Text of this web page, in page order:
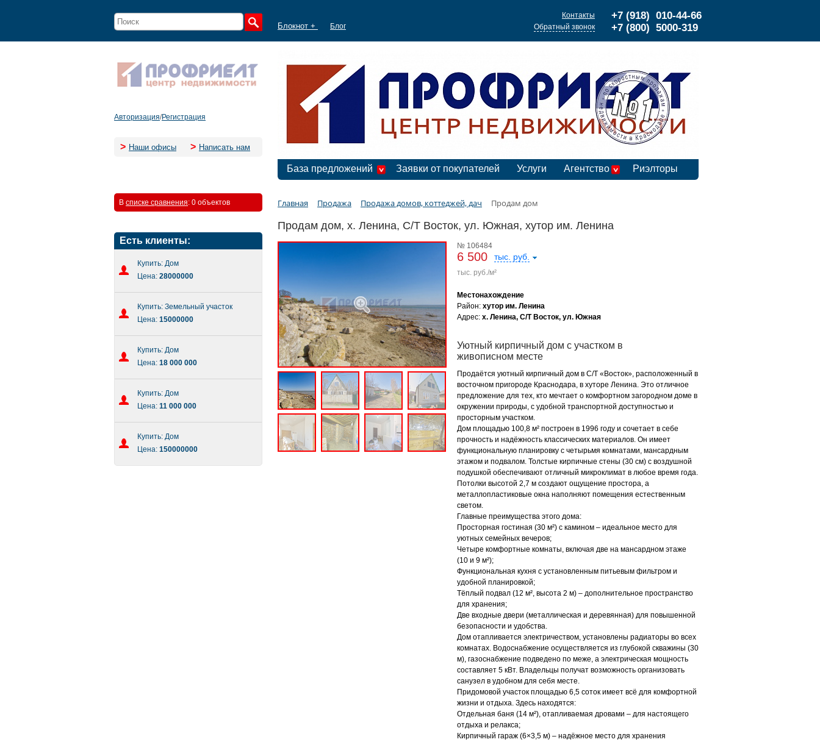
Блокнот + Блог
+7 (918) 010-44-66
+7 (800) 5000-319
Контакты
Обратный звонок
Авторизация/Регистрация
> Наши офисы > Написать нам
База предложений Заявки от покупателей Услуги Агентство Риэлторы
В списке сравнения: 0 объектов
Есть клиенты:
Купить: Дом
Цена: 28000000
Купить: Земельный участок
Цена: 15000000
Купить: Дом
Цена: 18 000 000
Купить: Дом
Цена: 11 000 000
Купить: Дом
Цена: 150000000
Главная Продажа Продажа домов, коттеджей, дач Продам дом
Продам дом, х. Ленина, С/Т Восток, ул. Южная, хутор им. Ленина
№ 106484
6 500 тыс. руб.
тыс. руб./м²
Местонахождение
Район: хутор им. Ленина
Адрес: х. Ленина, С/Т Восток, ул. Южная
Уютный кирпичный дом с участком в
живописном месте
Продаётся уютный кирпичный дом в С/Т «Восток», расположенный в
восточном пригороде Краснодара, в хуторе Ленина. Это отличное
предложение для тех, кто мечтает о комфортном загородном доме в
окружении природы, с удобной транспортной доступностью и
просторным участком.
Дом площадью 100,8 м² построен в 1996 году и сочетает в себе
прочность и надёжность классических материалов. Он имеет
функциональную планировку с четырьмя комнатами, мансардным
этажом и подвалом. Толстые кирпичные стены (30 см) с воздушной
подушкой обеспечивают отличный микроклимат в любое время года.
Потолки высотой 2,7 м создают ощущение простора, а
металлопластиковые окна наполняют помещения естественным
светом.
Главные преимущества этого дома:
Просторная гостиная (30 м²) с камином – идеальное место для
уютных семейных вечеров;
Четыре комфортные комнаты, включая две на мансардном этаже
(10 и 9 м²);
Функциональная кухня с установленным питьевым фильтром и
удобной планировкой;
Тёплый подвал (12 м², высота 2 м) – дополнительное пространство
для хранения;
Две входные двери (металлическая и деревянная) для повышенной
безопасности и удобства.
Дом отапливается электричеством, установлены радиаторы во всех
комнатах. Водоснабжение осуществляется из глубокой скважины (30
м), газоснабжение подведено по меже, а электрическая мощность
составляет 5 кВт. Владельцы получат возможность организовать
санузел в удобном для себя месте.
Придомовой участок площадью 6,5 соток имеет всё для комфортной
жизни и отдыха. Здесь находятся:
Отдельная баня (14 м²), отапливаемая дровами – для настоящего
отдыха и релакса;
Кирпичный гараж (6×3,5 м) – надёжное место для хранения